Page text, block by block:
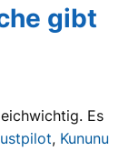
gibt
Es
, Kununu